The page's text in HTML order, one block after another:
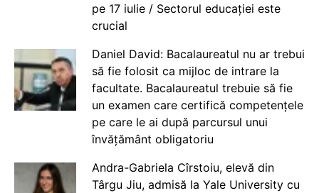
pe 17 iulie / Sectorul educației este
crucial
Daniel David: Bacalaureatul nu ar trebui
să fie folosit ca mijloc de intrare la
facultate. Bacalaureatul trebuie să fie
un examen care certifică competențele
pe care le ai după parcursul unui
învățământ obligatoriu
Andra-Gabriela Cîrstoiu, elevă din
Târgu Jiu, admisă la Yale University cu